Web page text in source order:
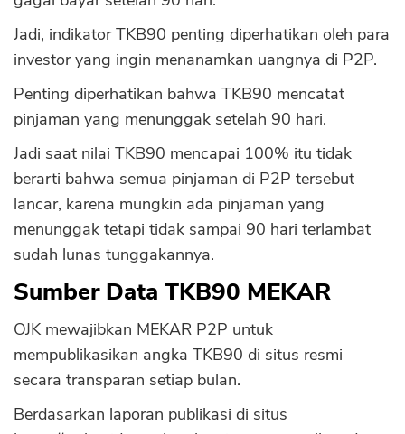
Jadi, indikator TKB90 penting diperhatikan oleh para
investor yang ingin menanamkan uangnya di P2P.
Penting diperhatikan bahwa TKB90 mencatat
pinjaman yang menunggak setelah 90 hari.
Jadi saat nilai TKB90 mencapai 100% itu tidak
berarti bahwa semua pinjaman di P2P tersebut
lancar, karena mungkin ada pinjaman yang
menunggak tetapi tidak sampai 90 hari terlambat
sudah lunas tunggakannya.
Sumber Data TKB90 MEKAR
OJK mewajibkan MEKAR P2P untuk
mempublikasikan angka TKB90 di situs resmi
secara transparan setiap bulan.
Berdasarkan laporan publikasi di situs